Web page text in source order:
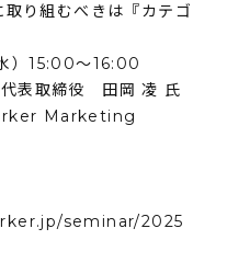
り組むべきは『カテゴ
）15:00〜16:00
表取締役 田岡 凌 氏
Marketing
seminar/2025